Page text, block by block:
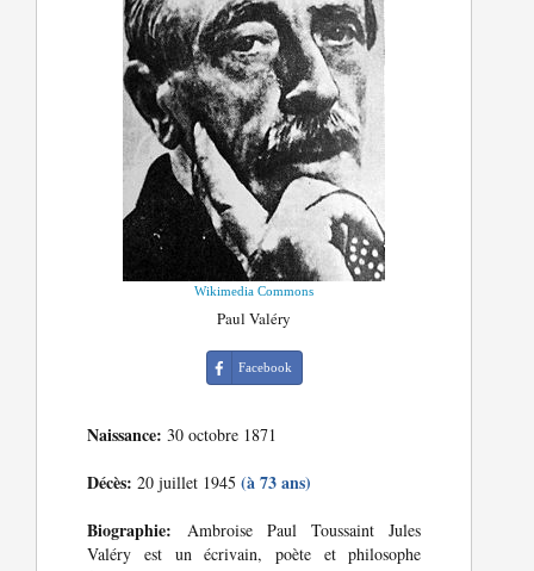
Wikimedia Commons
Paul Valéry
Facebook
Naissance: 30 octobre 1871
Décès: 20 juillet 1945(à 73 ans)
Biographie: Ambroise Paul Toussaint Jules
Valéry est un écrivain, poète et philosophe